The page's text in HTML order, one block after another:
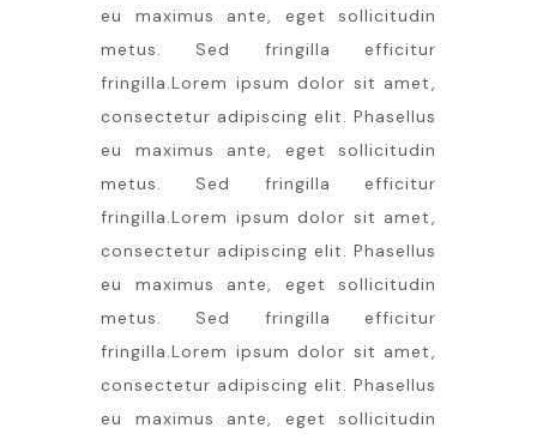
eu maximus ante, eget sollicitudin
metus. Sed fringilla efficitur
fringilla.Lorem ipsum dolor sit amet,
consectetur adipiscing elit. Phasellus
eu maximus ante, eget sollicitudin
metus. Sed fringilla efficitur
fringilla.Lorem ipsum dolor sit amet,
consectetur adipiscing elit. Phasellus
eu maximus ante, eget sollicitudin
metus. Sed fringilla efficitur
fringilla.Lorem ipsum dolor sit amet,
consectetur adipiscing elit. Phasellus
eu maximus ante, eget sollicitudin